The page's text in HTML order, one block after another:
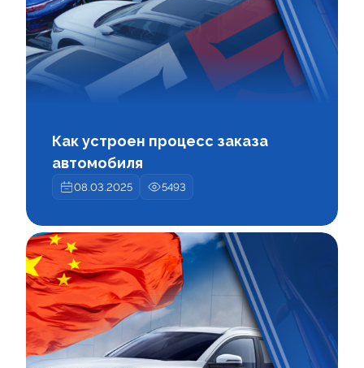
Как устроен процесс заказа
автомобиля
08.03.2025 5493